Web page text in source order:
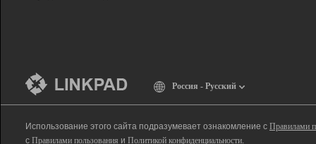
Россия - Русский
Использование этого сайта подразумевает ознакомление с Правилами
с Правилами пользования и Политикой конфиденциальности.